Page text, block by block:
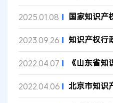
2025.01.08 国家知识产权局
2023.09.26 知识产权行
2022.04.07 《山东省知识
2022.04.06 北京市知识产